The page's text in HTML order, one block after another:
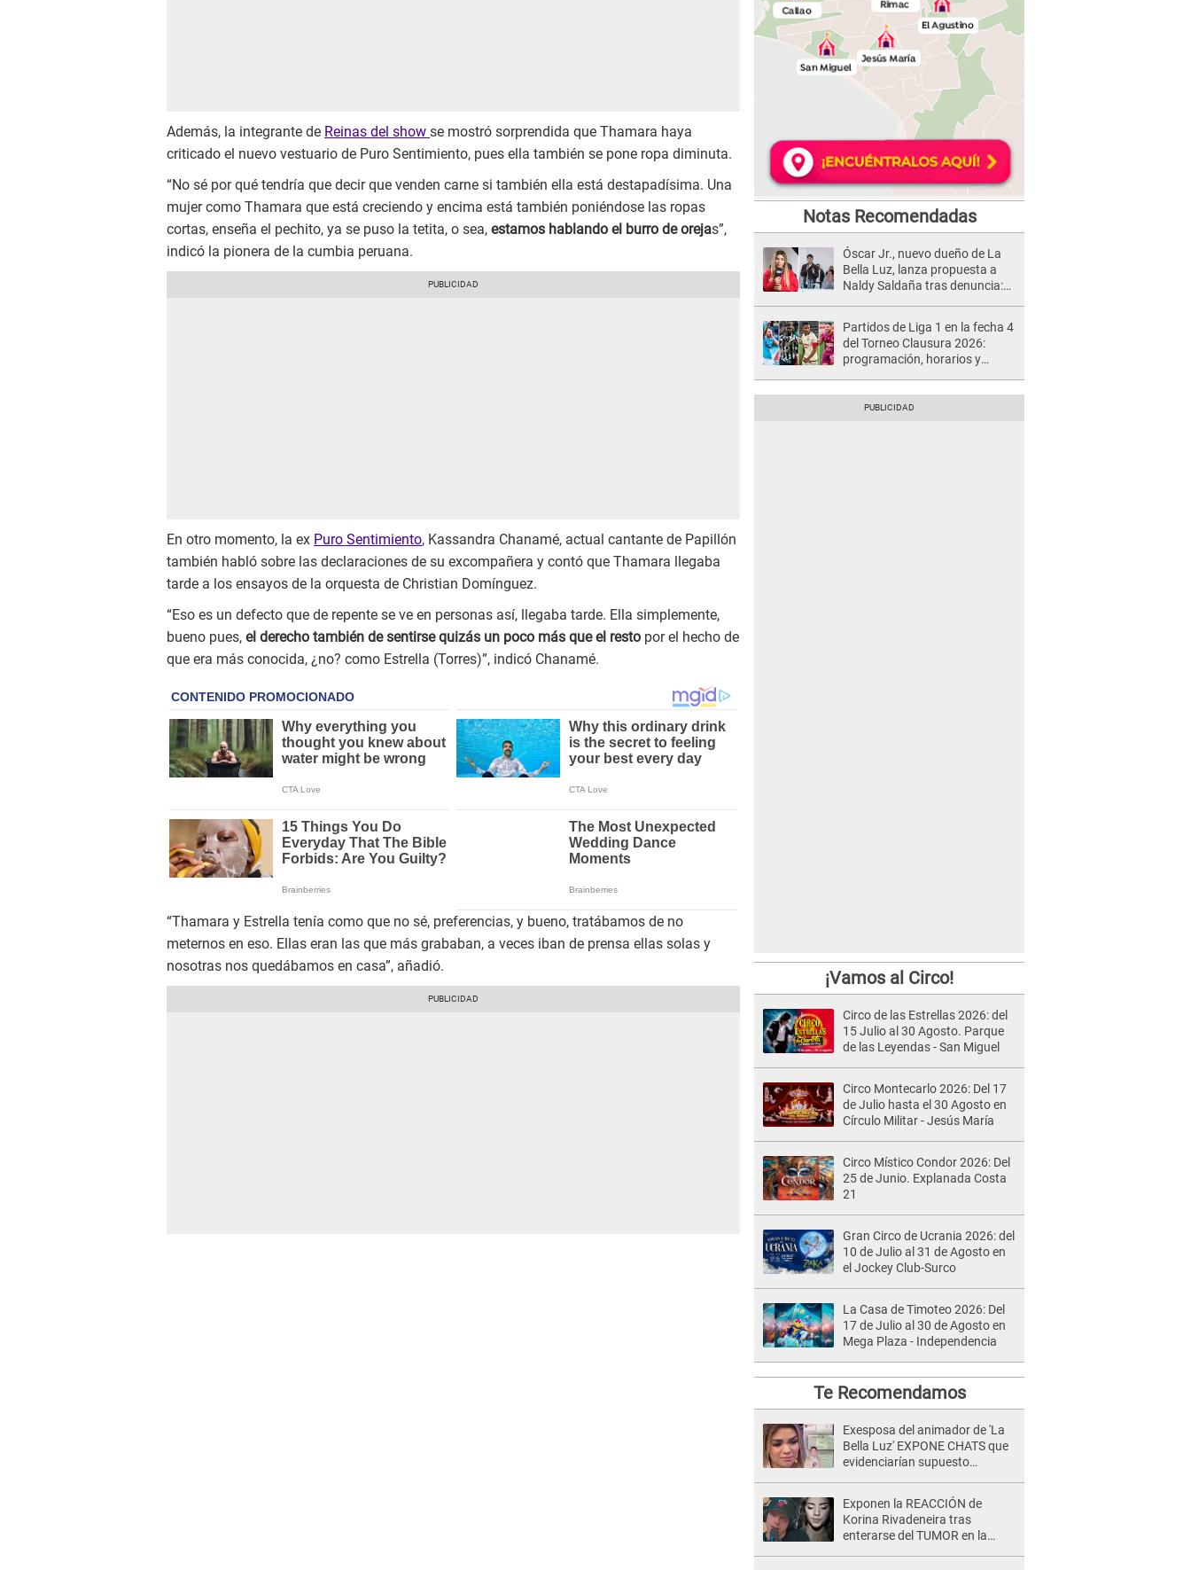
Además, la integrante de Reinas del show se mostró sorprendida que Thamara haya
criticado el nuevo vestuario de Puro Sentimiento, pues ella también se pone ropa diminuta.
“No sé por qué tendría que decir que venden carne si también ella está destapadísima. Una
mujer como Thamara que está creciendo y encima está también poniéndose las ropas
cortas, enseña el pechito, ya se puso la tetita, o sea, estamos hablando el burro de orejas”,
indicó la pionera de la cumbia peruana.
En otro momento, la ex Puro Sentimiento, Kassandra Chanamé, actual cantante de Papillón
también habló sobre las declaraciones de su excompañera y contó que Thamara llegaba
tarde a los ensayos de la orquesta de Christian Domínguez.
“Eso es un defecto que de repente se ve en personas así, llegaba tarde. Ella simplemente,
bueno pues, el derecho también de sentirse quizás un poco más que el resto por el hecho de
que era más conocida, ¿no? como Estrella (Torres)”, indicó Chanamé.
“Thamara y Estrella tenía como que no sé, preferencias, y bueno, tratábamos de no
meternos en eso. Ellas eran las que más grababan, a veces iban de prensa ellas solas y
nosotras nos quedábamos en casa”, añadió.
Notas Recomendadas
Óscar Jr., nuevo dueño de La
Bella Luz, lanza propuesta a
Naldy Saldaña tras denuncia:
Partidos de Liga 1 en la fecha 4
del Torneo Clausura 2026:
programación, horarios y
¡Vamos al Circo!
Circo de las Estrellas 2026: del
15 Julio al 30 Agosto. Parque
de las Leyendas - San Miguel
Circo Montecarlo 2026: Del 17
de Julio hasta el 30 Agosto en
Círculo Militar - Jesús María
Circo Místico Condor 2026: Del
25 de Junio. Explanada Costa
21
Gran Circo de Ucrania 2026: del
10 de Julio al 31 de Agosto en
el Jockey Club-Surco
La Casa de Timoteo 2026: Del
17 de Julio al 30 de Agosto en
Mega Plaza - Independencia
Te Recomendamos
Exesposa del animador de 'La
Bella Luz' EXPONE CHATS que
evidenciarían supuesto
Saldaña, pese a tener pareja
Exponen la REACCIÓN de
Korina Rivadeneira tras
enterarse del TUMOR en la